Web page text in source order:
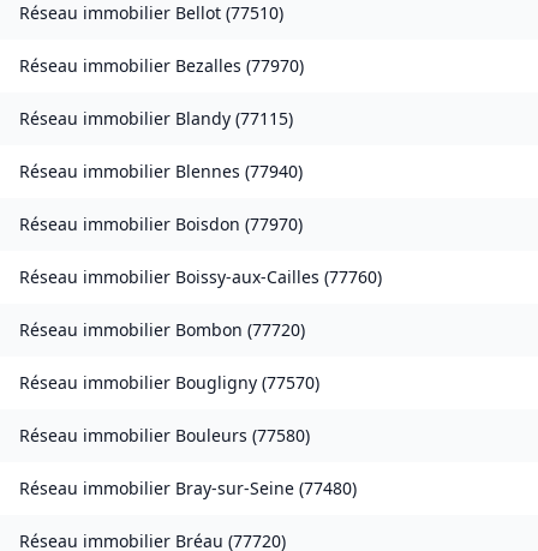
Réseau immobilier Bellot (77510)
Réseau immobilier Bezalles (77970)
Réseau immobilier Blandy (77115)
Réseau immobilier Blennes (77940)
Réseau immobilier Boisdon (77970)
Réseau immobilier Boissy-aux-Cailles (77760)
Réseau immobilier Bombon (77720)
Réseau immobilier Bougligny (77570)
Réseau immobilier Bouleurs (77580)
Réseau immobilier Bray-sur-Seine (77480)
Réseau immobilier Bréau (77720)